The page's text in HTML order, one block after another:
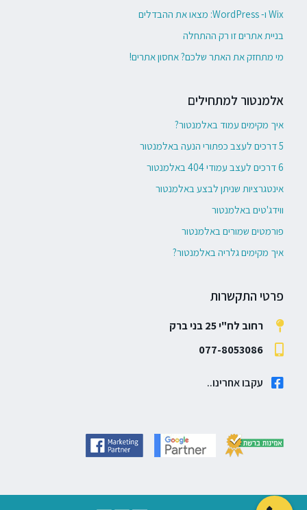
Wix ו- WordPress: מצאו את ההבדלים
בניית אתרים זו רק ההתחלה
מי מתחזק את האתר שלכם? אחסון אתרים!
אלמנטור למתחילים
איך מקימים עמוד באלמנטור?
5 דרכים לעצב כפתורי הנעה באלמנטור
6 דרכים לעצב עמודי 404 באלמנטור
אינטגרציות שניתן לבצע באלמנטור
ווידג'טים באלמנטור
פורמטים שמורים באלמנטור
איך מקימים גלריה באלמנטור?
פרטי התקשרות
רחוב לח"י 25 בני ברק
077-8053086
עקבו אחרינו..